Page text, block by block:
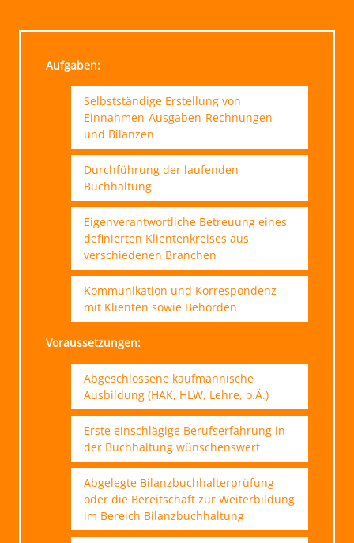
Aufgaben:
Selbstständige Erstellung von
Einnahmen-Ausgaben-Rechnungen
und Bilanzen
Durchführung der laufenden
Buchhaltung
Eigenverantwortliche Betreuung eines
definierten Klientenkreises aus
verschiedenen Branchen
Kommunikation und Korrespondenz
mit Klienten sowie Behörden
Voraussetzungen:
Abgeschlossene kaufmännische
Ausbildung (HAK, HLW, Lehre, o.Ä.)
Erste einschlägige Berufserfahrung in
der Buchhaltung wünschenswert
Abgelegte Bilanzbuchhalterprüfung
oder die Bereitschaft zur Weiterbildung
im Bereich Bilanzbuchhaltung